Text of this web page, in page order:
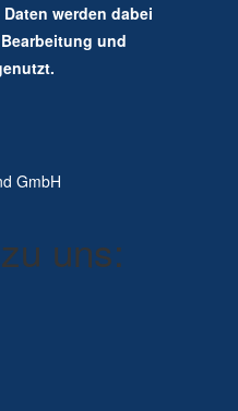
werden dabei
und
GmbH
uns: